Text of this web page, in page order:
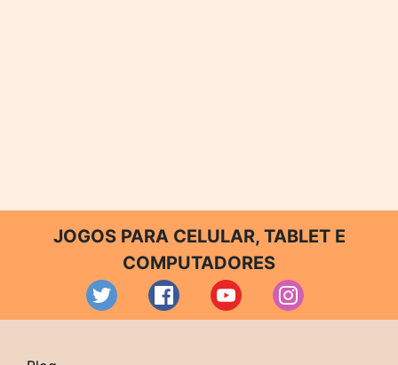
JOGOS PARA CELULAR, TABLET E
COMPUTADORES